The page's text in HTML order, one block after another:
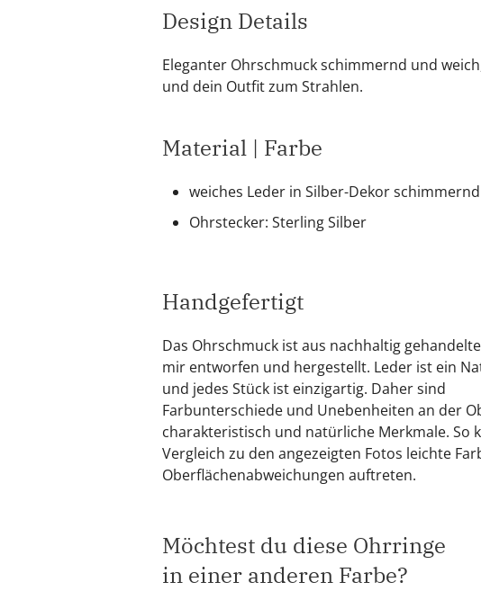
Design Details
Eleganter Ohrschmuck schimmernd und
und dein Outfit zum Strahlen.
Material | Farbe
weiches Leder in Silber-Dekor schimmernd
Ohrstecker: Sterling Silber
Handgefertigt
Das Ohrschmuck ist aus nachhaltig
mir entworfen und hergestellt. Leder ist ein
und jedes Stück ist einzigartig. Daher sind
Farbunterschiede und Unebenheiten an der
charakteristisch und natürliche Merkmale. So
Vergleich zu den angezeigten Fotos leichte
Oberflächenabweichungen auftreten.
Möchtest du diese Ohrringe
in einer anderen Farbe?